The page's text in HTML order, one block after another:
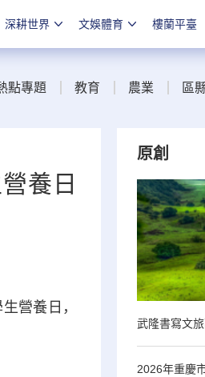
深耕世界 文娛體育 樓蘭平臺
點專題 教育 農業 區
養日
營養日，
原創
武隆書寫文
2026年重慶